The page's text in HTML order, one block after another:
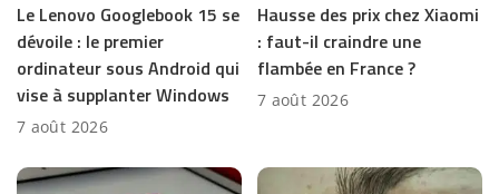
Le Lenovo Googlebook 15 se
dévoile : le premier
ordinateur sous Android qui
vise à supplanter Windows
7 août 2026
Hausse des prix chez Xiaomi
: faut-il craindre une
flambée en France ?
7 août 2026